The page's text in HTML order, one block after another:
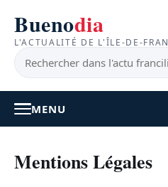
Buenodia
L'ACTUALITÉ DE L'ÎLE-DE-
MENU
Mentions Légales